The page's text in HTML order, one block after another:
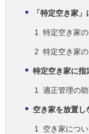
「特定空き家
特定空き家
特定空き家
特定空き家に指
適正管理の
空き家を放置し
空き家につ